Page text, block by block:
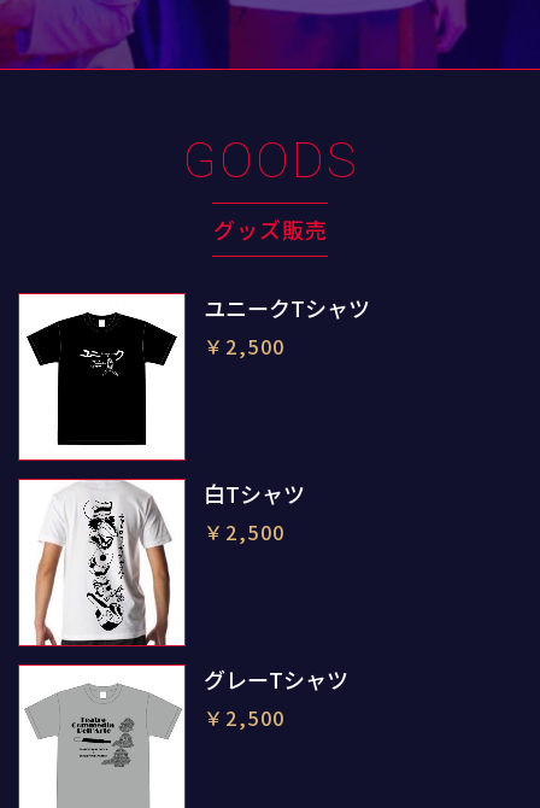
GOODS
グッズ販売
ユニークTシャツ
￥2,500
白Tシャツ
￥2,500
グレーTシャツ
￥2,500